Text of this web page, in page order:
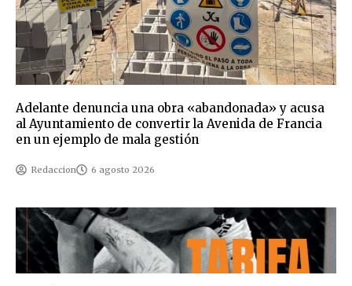
Adelante denuncia una obra «abandonada» y acusa
al Ayuntamiento de convertir la Avenida de Francia
en un ejemplo de mala gestión
Redaccion 6 agosto 2026